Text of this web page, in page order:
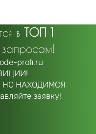
в ТОП 1
запросам!
profi.ru
НО НАХОДИМСЯ
заявку!